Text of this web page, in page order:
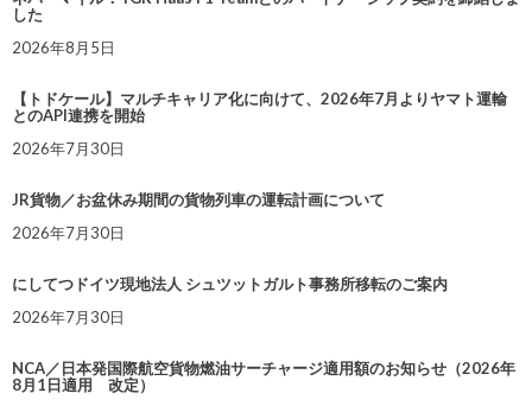
した
2026年8月5日
【トドケール】マルチキャリア化に向けて、2026年7月よりヤマト運輸
とのAPI連携を開始
2026年7月30日
JR貨物／お盆休み期間の貨物列車の運転計画について
2026年7月30日
にしてつドイツ現地法人 シュツットガルト事務所移転のご案内
2026年7月30日
NCA／日本発国際航空貨物燃油サーチャージ適用額のお知らせ（2026年
8月1日適用 改定）